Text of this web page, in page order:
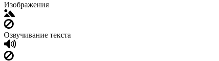
Изображения
Озвучивание текста